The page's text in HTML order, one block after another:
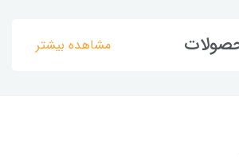
مشاهده بیشتر